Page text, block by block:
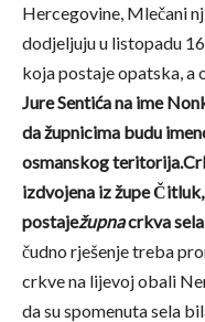
Hercegovine, Mlečani
dodjeljuju u listopadu
koja postaje opatska, a
Jure Sentića na ime
da župnicima budu
osmanskog
izdvojena iz župe
postaježupnacrkva
čudno rješenje treba
crkve na lijevoj obali
da su spomenuta sela